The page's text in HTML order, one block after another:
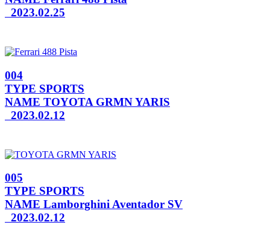
2023.02.25
004
TYPE SPORTS
NAME TOYOTA GRMN YARIS
2023.02.12
005
TYPE SPORTS
NAME Lamborghini Aventador SV
2023.02.12